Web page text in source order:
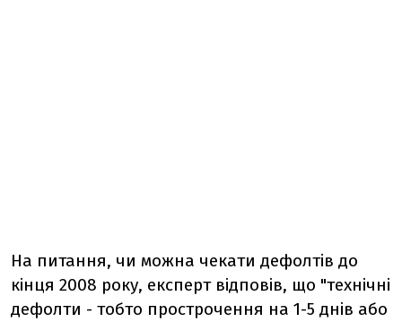
На питання, чи можна чекати дефолтів до
кінця 2008 року, експерт відповів, що "технічні
дефолти - тобто прострочення на 1-5 днів або